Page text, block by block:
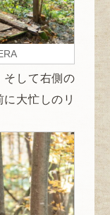
そして右側の
大忙しのリ